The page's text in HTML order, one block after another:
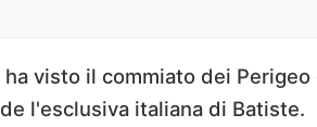
visto il commiato dei
l'esclusiva italiana di Batiste.